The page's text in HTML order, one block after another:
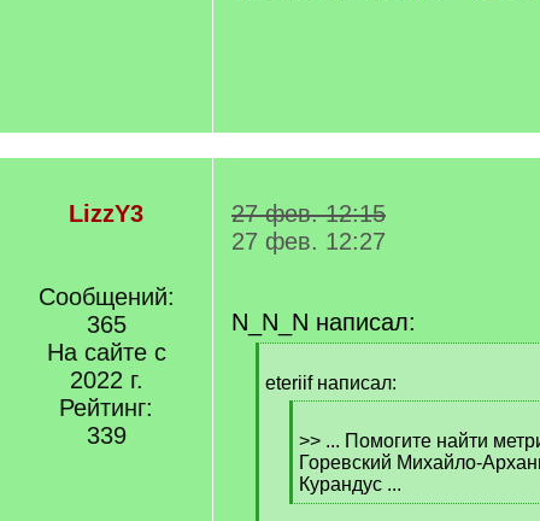
LizzY3
Сообщений:
365
На сайте с
2022 г.
Рейтинг:
339
27 фев. 12:15
27 фев. 12:27
N_N_N написал:
q
eteriif написал:
q
]
>> ... Помогите найти
Горевский Михайло-
Курандус ...
[